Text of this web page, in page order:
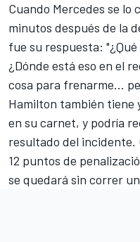
Cuando Mercedes se lo
minutos después de la
fue su respuesta:
¿Dónde está eso en el
cosa para frenarme...
Hamilton también tiene
en su carnet, y podría
resultado del incidente.
12 puntos de
se quedará sin correr